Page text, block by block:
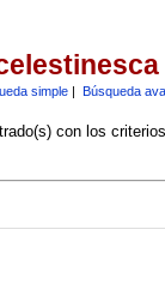
simple| Búsqueda
con los